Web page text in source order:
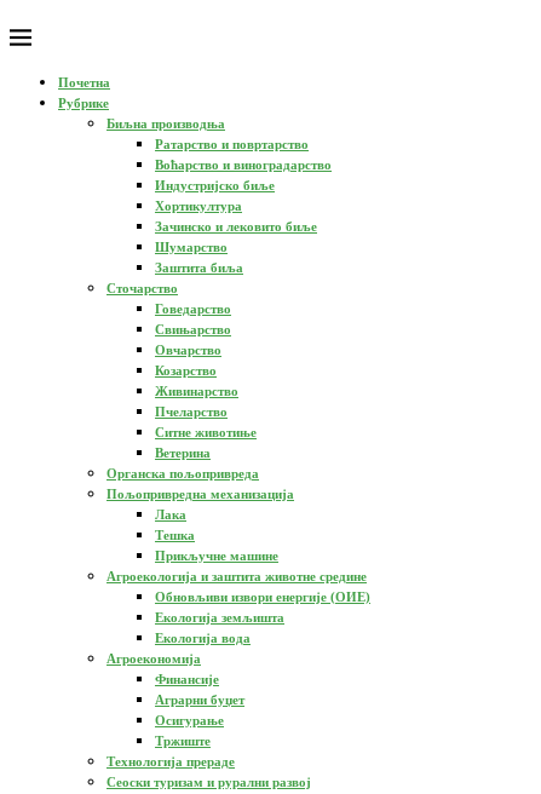
Почетна
Рубрике
Биљна производња
Ратарство и повртарство
Воћарство и виноградарство
Индустријско биље
Хортикултура
Зачинско и лековито биље
Шумарство
Заштита биља
Сточарство
Говедарство
Свињарство
Овчарство
Козарство
Живинарство
Пчеларство
Ситне животиње
Ветерина
Органска пољопривреда
Пољопривредна механизација
Лака
Тешка
Прикључне машине
Агроекологија и заштита животне средине
Обновљиви извори енергије (ОИЕ)
Екологија земљишта
Екологија вода
Агроекономија
Финансије
Аграрни буџет
Осигурање
Тржиште
Технологија прераде
Сеоски туризам и рурални развој